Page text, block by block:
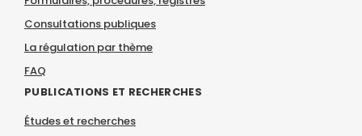
Consultations publiques
La régulation par thème
FAQ
PUBLICATIONS ET RECHERCHES
Études et recherches